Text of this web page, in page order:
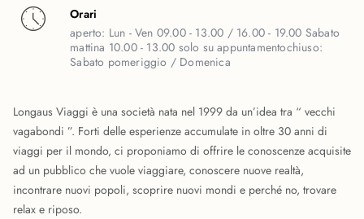
Orari
aperto: Lun - Ven 09.00 - 13.00 / 16.00 - 19.00 Sabato
mattina 10.00 - 13.00 solo su appuntamentochiuso:
Sabato pomeriggio / Domenica
Longaus Viaggi è una società nata nel 1999 da un’idea tra “ vecchi
vagabondi ”. Forti delle esperienze accumulate in oltre 30 anni di
viaggi per il mondo, ci proponiamo di offrire le conoscenze acquisite
ad un pubblico che vuole viaggiare, conoscere nuove realtà,
incontrare nuovi popoli, scoprire nuovi mondi e perché no, trovare
relax e riposo.